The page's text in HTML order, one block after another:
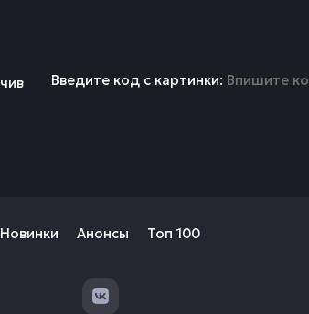
Введите код с картинки:
Новинки Анонсы Топ 100